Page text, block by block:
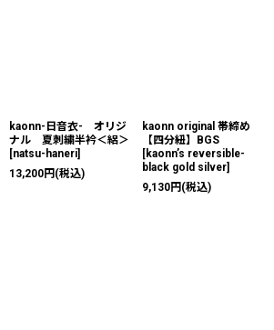
kaonn-日音衣- オリジ
ナル 夏刺繍半衿＜絽＞
[natsu-haneri]
13,200円 (税込)
kaonn original 帯締め
【四分紐】BGS
[kaonn’s reversible-
black gold silver]
9,130円 (税込)